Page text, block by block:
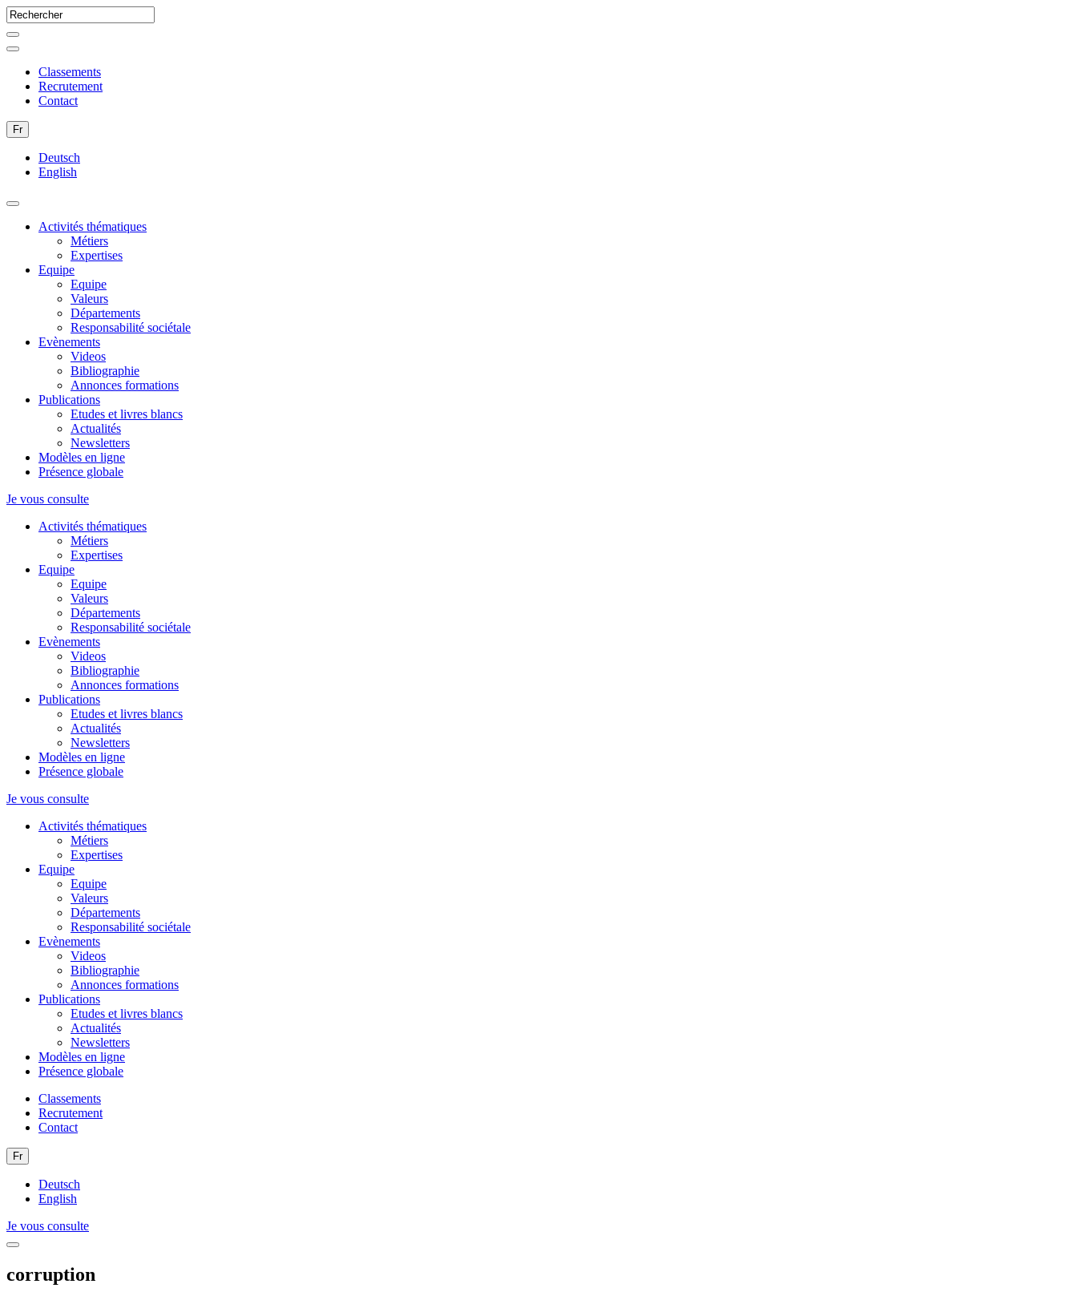
Classements
Recrutement
Contact
Fr
Deutsch
English
Activités thématiques
Métiers
Expertises
Equipe
Equipe
Valeurs
Départements
Responsabilité sociétale
Evènements
Videos
Bibliographie
Annonces formations
Publications
Etudes et livres blancs
Actualités
Newsletters
Modèles en ligne
Présence globale
Je vous consulte
Activités thématiques
Métiers
Expertises
Equipe
Equipe
Valeurs
Départements
Responsabilité sociétale
Evènements
Videos
Bibliographie
Annonces formations
Publications
Etudes et livres blancs
Actualités
Newsletters
Modèles en ligne
Présence globale
Je vous consulte
Activités thématiques
Métiers
Expertises
Equipe
Equipe
Valeurs
Départements
Responsabilité sociétale
Evènements
Videos
Bibliographie
Annonces formations
Publications
Etudes et livres blancs
Actualités
Newsletters
Modèles en ligne
Présence globale
Classements
Recrutement
Contact
Fr
Deutsch
English
Je vous consulte
corruption